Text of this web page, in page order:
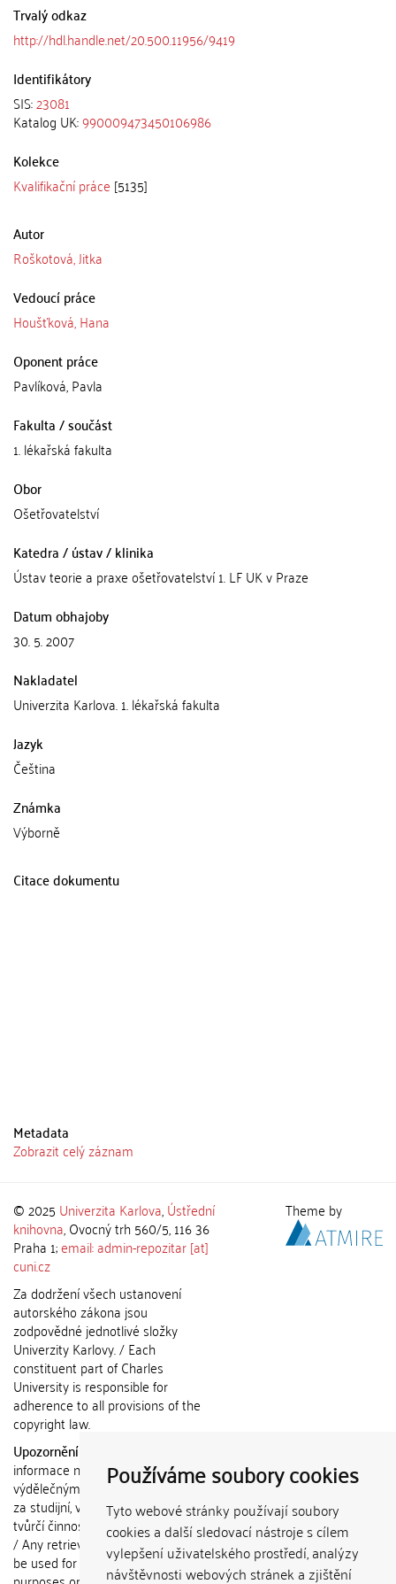
Používáme soubory cookies
Tyto webové stránky používají soubory
cookies a další sledovací nástroje s cílem
vylepšení uživatelského prostředí, analýzy
návštěvnosti webových stránek a zjištění
Trvalý odkaz
http://hdl.handle.net/20.500.11956/9419
Identifikátory
SIS:23081
Katalog UK:990009473450106986
Kolekce
Kvalifikační práce [5135]
Autor
Roškotová, Jitka
Vedoucí práce
Houšťková, Hana
Oponent práce
Pavlíková, Pavla
Fakulta / součást
1. lékařská fakulta
Obor
Ošetřovatelství
Katedra / ústav / klinika
Ústav teorie a praxe ošetřovatelství 1. LF UK v Praze
Datum obhajoby
30. 5. 2007
Nakladatel
Univerzita Karlova. 1. lékařská fakulta
Jazyk
Čeština
Známka
Výborně
Citace dokumentu
Metadata
Zobrazit celý záznam
© 2025 Univerzita Karlova,Ústřední
knihovna, Ovocný trh 560/5, 116 36
Praha 1;email: admin-repozitar [at]
cuni.cz
Za dodržení všech ustanovení
autorského zákona jsou
zodpovědné jednotlivé složky
Univerzity Karlovy. / Each
constituent part of Charles
University is responsible for
adherence to all provisions of the
copyright law.
Upozornění / Notice:
informace nemohou být použity k
výdělečným účelům nebo vydávány
za studijní, vědeckou nebo jinou
tvůrčí činnost jiné osoby než autora.
/ Any retrieved information shall not
be used for any commercial
Theme by